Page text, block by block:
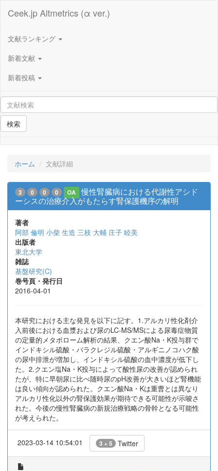
Ceek.jp Altmetrics (α ver.)
文献ランキング
新着文献
新着投稿
検索
ホーム 文献詳細
3 0 0 0 OA
慢性腎臓病における代謝性アシド
ーシスの治療介入がもたらす腎保護機序の解明
著者
阿部 倫明 小柴 生造 三枝 大輔 庄子 睦美
出版者
東北大学
雑誌
基盤研究(C)
巻号頁・発行日
2016-04-01
本研究における主な発見を以下に記す。1.アルカリ性化剤介
入前後における血漿および尿のLC-MS/MSによる尿毒症物質
の定量的メタボローム解析の結果、クエン酸Na・K投与群で
インドキシル硫酸・パラクレジル硫酸・アルギニノコハク酸
の尿中排泄が増加し、インドキシル硫酸の血中濃度が低下し
た。2.クエン塩Na・K投与によって酸性尿の改善が認められ
たが、特に早朝尿に比べ随時尿のpH改善が大きいほど腎機能
は良い傾向が認められた。クエン酸Na・Kは重曹とは異なり
アルカリ性化以外の腎保護効果が期待できる可能性が示唆さ
れた。今後の慢性腎臓病の新規治療戦略の骨幹となる可能性
が考えられた。
2023-03-14 10:54:01 3 + 5 Twitter